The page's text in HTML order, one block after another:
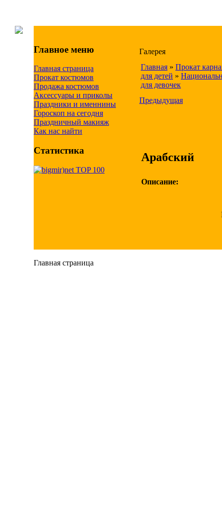
Главное меню
Главная страница
Прокат костюмов
Продажа костюмов
Аксессуары и приколы
Праздники и именнины
Гороскоп на сегодня
Праздничный макияж
Как нас найти
Статистика
Галерея
Главная » Прокат
для детей »
для девочек
Предыдущая
Арабский
Описание:
Главная страница